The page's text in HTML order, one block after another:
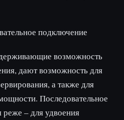
подключение
возможность
дают возможность для
а также для
Последовательное
реже – для удвоения